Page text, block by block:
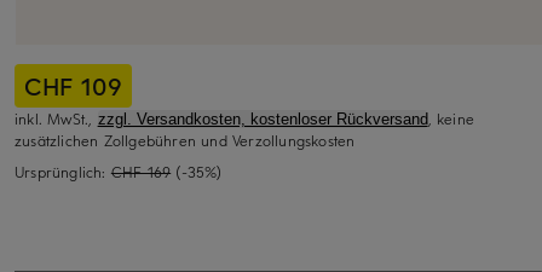
CHF 109
inkl. MwSt., zzgl. Versandkosten, kostenloser Rückversand, keine
zusätzlichen Zollgebühren und Verzollungskosten
Ursprünglich: CHF 169 (-35%)